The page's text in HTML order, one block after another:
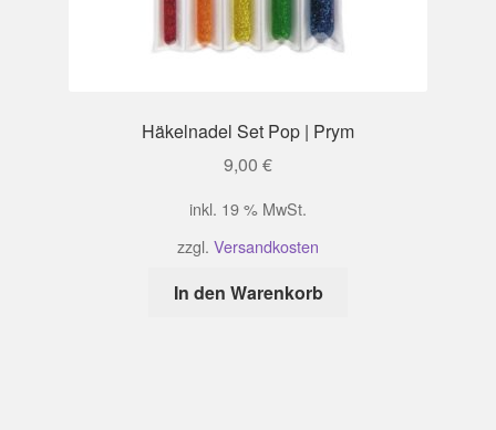
Häkelnadel Set Pop | Prym
9,00 €
inkl. 19 % MwSt.
zzgl. Versandkosten
In den Warenkorb